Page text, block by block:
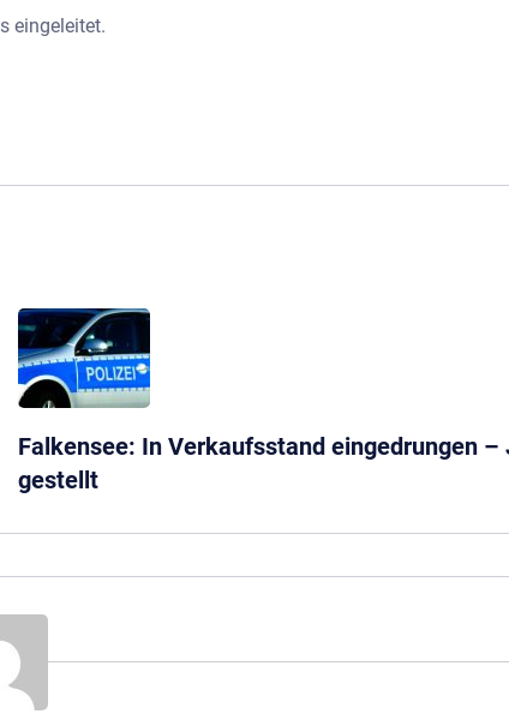
eingeleitet.
Falkensee: In Verkaufsstand eingedrungen –
gestellt